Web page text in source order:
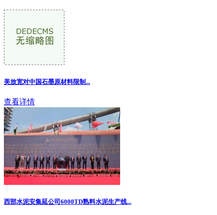
美放宽对中国石墨原材料限制 ...
查看详情
西部水泥安集延公司6000TD熟料水泥生产线...